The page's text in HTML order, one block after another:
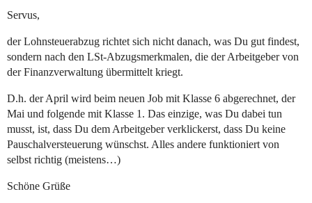
Servus,
der Lohnsteuerabzug richtet sich nicht danach, was Du gut findest,
sondern nach den LSt-Abzugsmerkmalen, die der Arbeitgeber von
der Finanzverwaltung übermittelt kriegt.
D.h. der April wird beim neuen Job mit Klasse 6 abgerechnet, der
Mai und folgende mit Klasse 1. Das einzige, was Du dabei tun
musst, ist, dass Du dem Arbeitgeber verklickerst, dass Du keine
Pauschalversteuerung wünschst. Alles andere funktioniert von
selbst richtig (meistens…)
Schöne Grüße